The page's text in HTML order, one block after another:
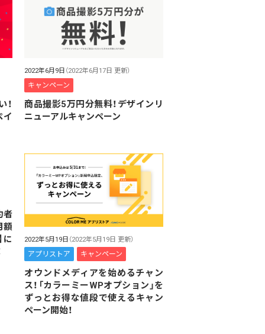
！
イ
2022年6月9日 （2022年6月17日 更新）
キャンペーン
商品撮影5万円分無料！デザインリ
ニューアルキャンペーン
者
額
に
2022年5月19日 （2022年5月19日 更新）
アプリストア キャンペーン
オウンドメディアを始めるチャン
ス！「カラーミーWPオプション」を
ずっとお得な値段で使えるキャン
ペーン開始！